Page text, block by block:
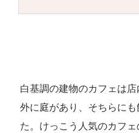
白基調の建物のカフェは
外に庭があり、そちらに
た。けっこう人気のカフ